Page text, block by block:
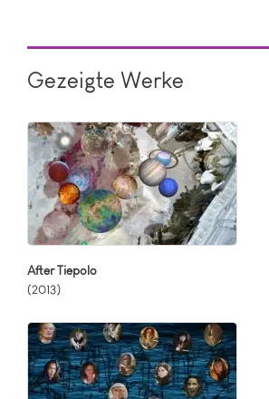
Gezeigte Werke
After Tiepolo
(2013)